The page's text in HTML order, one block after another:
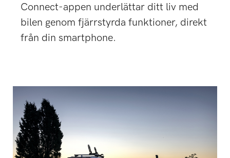
Connect-appen underlättar ditt liv med
bilen genom fjärrstyrda funktioner, direkt
från din smartphone.